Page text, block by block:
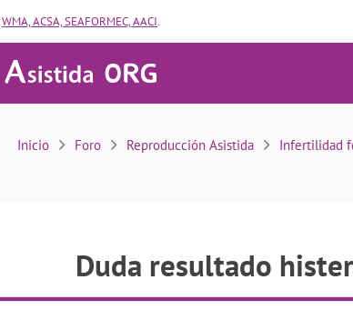
WMA, ACSA, SEAFORMEC, AACI.
Duda resultado
Inicio Foro Reproducción Asistida Infertilidad
Duda resultado